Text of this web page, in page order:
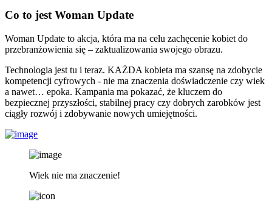
Co to jest Woman Update
Woman Update to akcja, która ma na celu zachęcenie kobiet do
przebranżowienia się – zaktualizowania swojego obrazu.
Technologia jest tu i teraz. KAŻDA kobieta ma szansę na zdobycie
kompetencji cyfrowych - nie ma znaczenia doświadczenie czy wiek
a nawet… epoka. Kampania ma pokazać, że kluczem do
bezpiecznej przyszłości, stabilnej pracy czy dobrych zarobków jest
ciągły rozwój i zdobywanie nowych umiejętności.
Wiek nie ma znaczenie!